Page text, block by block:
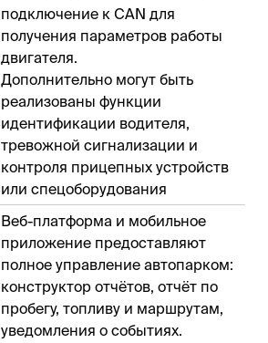
подключение к CAN для
получения параметров работы
двигателя.
Дополнительно могут быть
реализованы функции
идентификации водителя,
тревожной сигнализации и
контроля прицепных устройств
или спецоборудования
Веб-платформа и мобильное
приложение предоставляют
полное управление автопарком:
конструктор отчётов, отчёт по
пробегу, топливу и маршрутам,
уведомления о событиях.